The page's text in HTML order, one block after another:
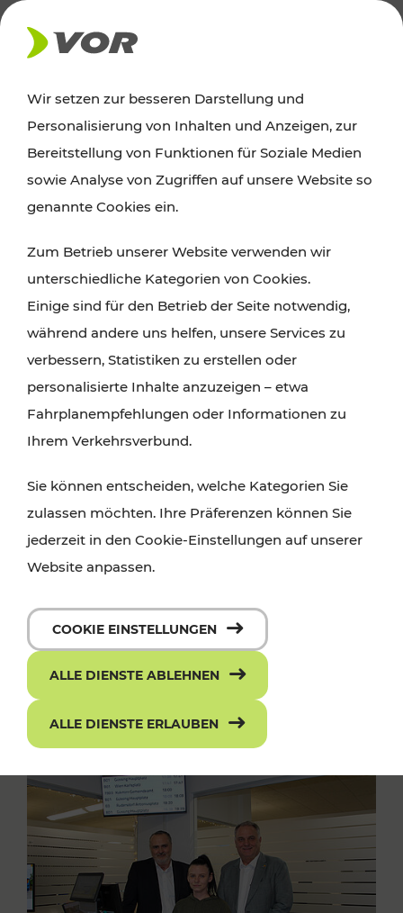
AKTUELLES
News
Alle wichtigen Meldungen zu Fahrplanänderungen,
finden Sie hier im Überblick.
Wir setzen zur besseren Darstellung und
Personalisierung von Inhalten und Anzeigen, zur
Bereitstellung von Funktionen für Soziale Medien
sowie Analyse von Zugriffen auf unsere Website so
genannte Cookies ein.
Zum Betrieb unserer Website verwenden wir
unterschiedliche Kategorien von Cookies.
Einige sind für den Betrieb der Seite notwendig,
während andere uns helfen, unsere Services zu
verbessern, Statistiken zu erstellen oder
personalisierte Inhalte anzuzeigen – etwa
Fahrplanempfehlungen oder Informationen zu
Ihrem Verkehrsverbund.
Sie können entscheiden, welche Kategorien Sie
zulassen möchten. Ihre Präferenzen können Sie
jederzeit in den Cookie-Einstellungen auf unserer
Website anpassen.
COOKIE EINSTELLUNGEN
ALLE DIENSTE ABLEHNEN
ALLE DIENSTE ERLAUBEN